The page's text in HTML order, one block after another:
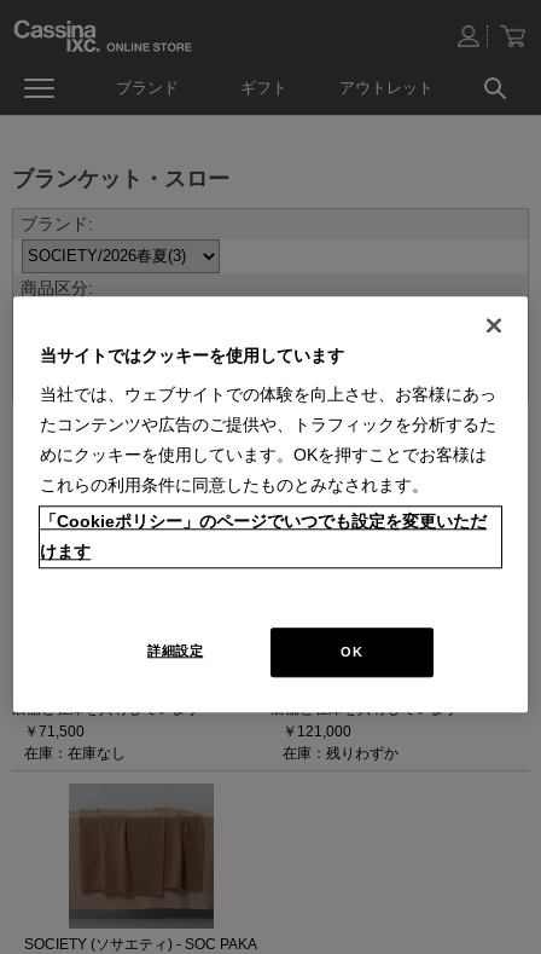
ブランド ギフト アウトレット
ブランケット・スロー
並べ替え：
3件あります
スロー（202 MASTICE）
店舗と在庫を共有しています
￥71,500
在庫：在庫なし
店舗と在庫を共有しています
￥121,000
在庫：残りわずか
SOCIETY (ソサエティ) - SOC PAKA
当サイトではクッキーを使用しています
当社では、ウェブサイトでの体験を向上させ、お客様にあっ
たコンテンツや広告のご提供や、トラフィックを分析するた
めにクッキーを使用しています。OKを押すことでお客様は
これらの利用条件に同意したものとみなされます。
「Cookieポリシー」のページでいつでも設定を変更いただ
けます
OK
詳細設定